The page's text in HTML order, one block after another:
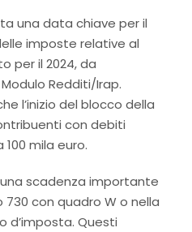
una data chiave per il
imposte relative al
per il 2024, da
Redditi/Irap.
l’inizio del blocco della
con debiti
mila euro.
scadenza importante
con quadro W o nella
d’imposta. Questi